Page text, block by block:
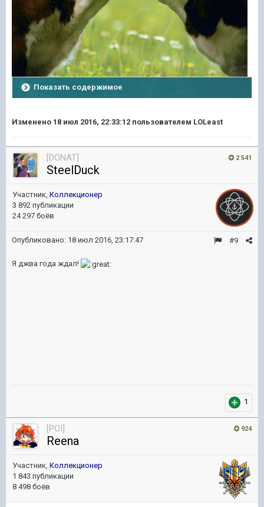
Показать содержимое
Изменено 18 июл 2016, 22:33:12 пользователем LOLeast
2 541
[DONAT]
SteelDuck
Участник, Коллекционер
3 892 публикации
24 297 боёв
#9
Опубликовано: 18 июл 2016, 23:17:47
Я джва года ждал!
1
924
[POI]
Reena
Участник, Коллекционер
1 843 публикации
8 498 боёв